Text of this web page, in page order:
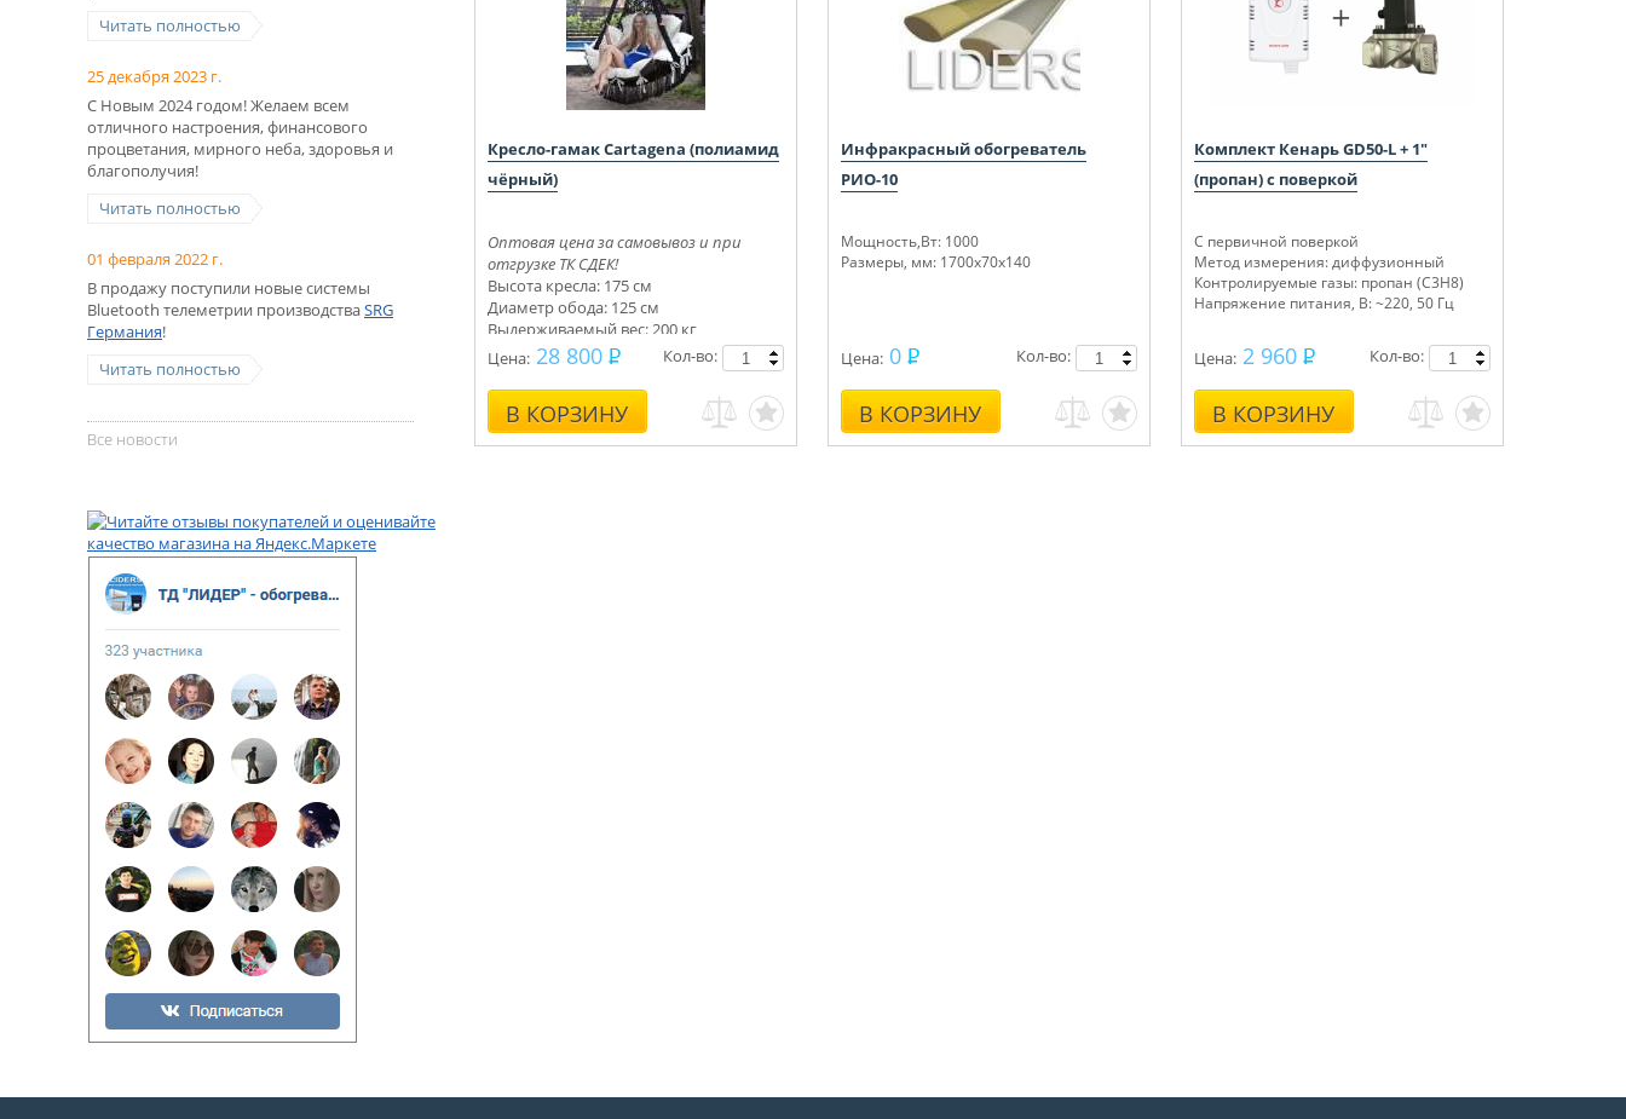
Читать полностью
25 декабря 2023 г.
С Новым 2024 годом! Желаем всем
отличного настроения, финансового
процветания, мирного неба, здоровья и
благополучия!
Читать полностью
01 февраля 2022 г.
В продажу поступили новые системы
Bluetooth телеметрии производстваSRG
Германия!
Читать полностью
Все новости
Кресло-гамак Cartagena (полиамид
чёрный)
Оптовая цена за самовывоз и при
отгрузке ТК СДЕК!
Высота кресла: 175 см
Диаметр обода: 125 см
Выдерживаемый вес: 200 кг
Цена: 28 800
В КОРЗИНУ
Кол-во:
Инфракрасный обогреватель
РИО-10
Мощность,Вт: 1000
Размеры, мм: 1700х70х140
Цена: 0
В КОРЗИНУ
Кол-во:
Комплект Кенарь GD50-L + 1"
(пропан) с поверкой
С первичной поверкой
Метод измерения: диффузионный
Контролируемые газы: пропан (C3H8)
Напряжение питания, В: ~220, 50 Гц
Цена: 2 960
В КОРЗИНУ
Кол-во: